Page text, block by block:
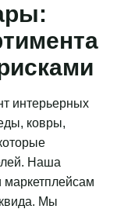
интерьерных
ковры,
Наша
Мы